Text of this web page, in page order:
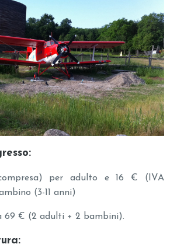
per adulto e 16 € (IVA
(3-11 anni)
69 € (2 adulti + 2 bambini).